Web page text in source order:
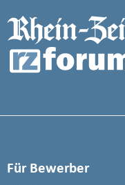
Für Bewerber